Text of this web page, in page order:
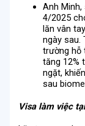
Anh Minh,
4/2025
lăn vân
ngày sau.
trường hỗ
tăng 12%
ngặt,
sau
Visa làm việc